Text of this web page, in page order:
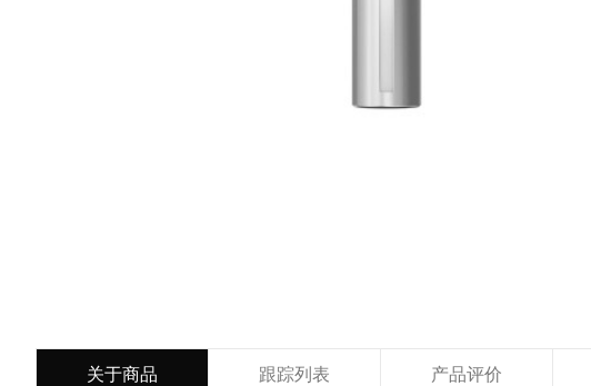
关于商品 跟踪列表 产品评价